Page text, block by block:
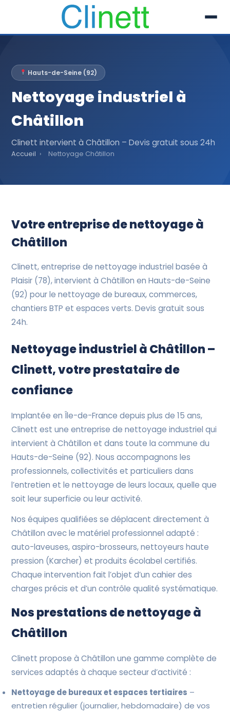
Prestations
Références
Recrutement
Actualités
Hauts-de-Seine (92)
Nettoyage industriel à
Châtillon
Clinett intervient à Châtillon – Devis gratuit sous 24h
Accueil › Nettoyage Châtillon
Votre entreprise de nettoyage à
Châtillon
Clinett, entreprise de nettoyage industriel basée à
Plaisir (78), intervient à Châtillon en Hauts-de-Seine
(92) pour le nettoyage de bureaux, commerces,
chantiers BTP et espaces verts. Devis gratuit sous
24h.
Nettoyage industriel à Châtillon –
Clinett, votre prestataire de
confiance
Implantée en Île-de-France depuis plus de 15 ans,
Clinett est une entreprise de nettoyage industriel qui
intervient à Châtillon et dans toute la commune du
Hauts-de-Seine (92). Nous accompagnons les
professionnels, collectivités et particuliers dans
l’entretien et le nettoyage de leurs locaux, quelle que
soit leur superficie ou leur activité.
Nos équipes qualifiées se déplacent directement à
Châtillon avec le matériel professionnel adapté :
auto-laveuses, aspiro-brosseurs, nettoyeurs haute
pression (Karcher) et produits écolabel certifiés.
Chaque intervention fait l’objet d’un cahier des
charges précis et d’un contrôle qualité systématique.
Nos prestations de nettoyage à
Châtillon
Clinett propose à Châtillon une gamme complète de
services adaptés à chaque secteur d’activité :
Nettoyage de bureaux et espaces tertiaires –
entretien régulier (journalier, hebdomadaire) de vos